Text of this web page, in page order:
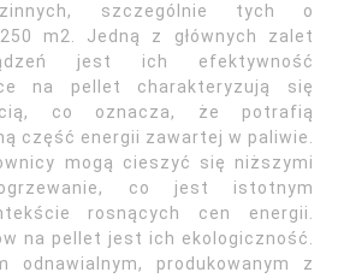
szczególnie tych o
m2. Jedną z głównych zalet
jest ich efektywność
na pellet charakteryzują się
co oznacza, że potrafią
część energii zawartej w paliwie.
mogą cieszyć się niższymi
co jest istotnym
rosnących cen energii.
na pellet jest ich ekologiczność.
odnawialnym, produkowanym z